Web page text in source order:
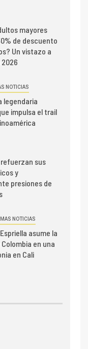
mayores
de descuento
Un vistazo a
NOTICIAS
legendaria
impulsa el trail
refuerzan sus
y
presiones de
NOTICIAS
asume la
en una
en Cali